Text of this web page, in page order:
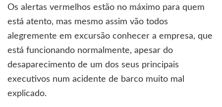
Os alertas vermelhos estão no máximo para quem
está atento, mas mesmo assim vão todos
alegremente em excursão conhecer a empresa, que
está funcionando normalmente, apesar do
desaparecimento de um dos seus principais
executivos num acidente de barco muito mal
explicado.